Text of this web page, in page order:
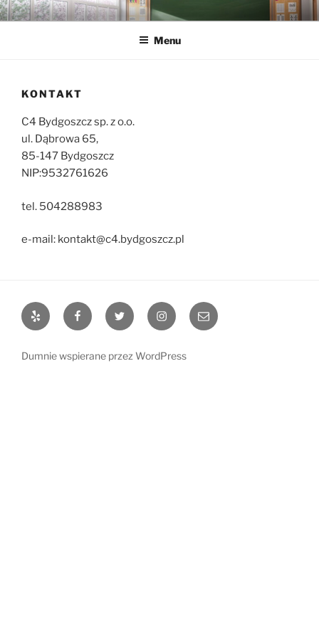
Przejdź
do
C4 BYDGOSZCZ SP. Z O.O.
Obsługa Informatyczna Szkół i JST
Menu
KONTAKT
C4 Bydgoszcz sp. z o.o.
ul. Dąbrowa 65,
85-147 Bydgoszcz
NIP:9532761626
tel. 504288983
e-mail: kontakt@c4.bydgoszcz.pl
Yelp FacebookTwitter InstagramAdres
e-
Dumnie wspierane przez WordPress